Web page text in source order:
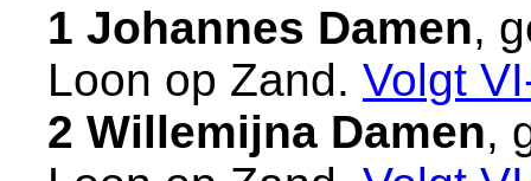
1 Johannes Damen,
Loon op Zand. Volgt
2 Willemijna Damen,